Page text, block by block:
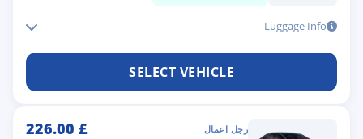
Luggage Info
SELECT VEHICLE
رجل اعمال £
226.00